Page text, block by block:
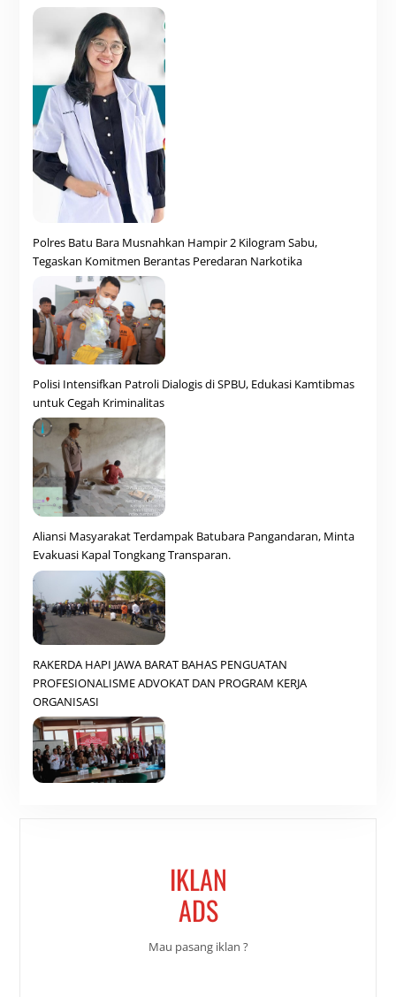
Polres Batu Bara Musnahkan Hampir 2 Kilogram Sabu,
Tegaskan Komitmen Berantas Peredaran Narkotika
Polisi Intensifkan Patroli Dialogis di SPBU, Edukasi Kamtibmas
untuk Cegah Kriminalitas
Aliansi Masyarakat Terdampak Batubara Pangandaran, Minta
Evakuasi Kapal Tongkang Transparan.
RAKERDA HAPI JAWA BARAT BAHAS PENGUATAN
PROFESIONALISME ADVOKAT DAN PROGRAM KERJA
ORGANISASI
IKLAN
ADS
Mau pasang iklan ?